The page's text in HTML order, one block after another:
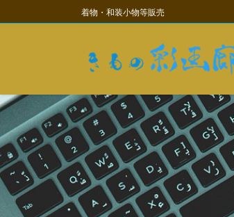
ン
に
移
ビ
ョ
ン
移
動
着物・和装小物等販売